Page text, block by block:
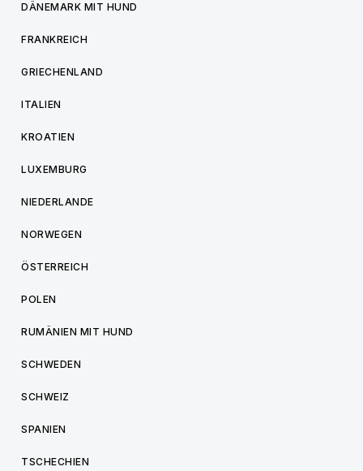
DÄNEMARK MIT HUND
FRANKREICH
GRIECHENLAND
ITALIEN
KROATIEN
LUXEMBURG
NIEDERLANDE
NORWEGEN
ÖSTERREICH
POLEN
RUMÄNIEN MIT HUND
SCHWEDEN
SCHWEIZ
SPANIEN
TSCHECHIEN